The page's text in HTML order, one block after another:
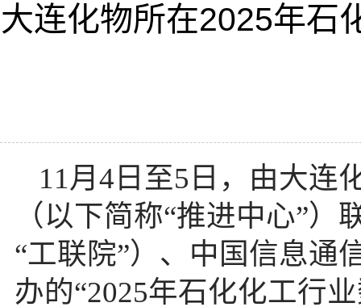
大连化物所在2025年石
11月4日至5日，由大连
（以下简称“推进中心”
“工联院”）、中国信息通
办的“2025年石化化工行